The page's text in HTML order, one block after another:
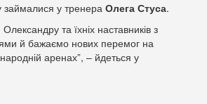
займалися у тренера Олега Стуса.
та їхніх наставників з
й бажаємо нових перемог на
аренах”, – йдеться у